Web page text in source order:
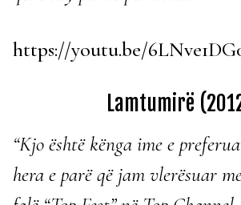
https://youtu.be/
Lamtumirë
“Kjo është kënga ime e
hera e parë që jam vlerësuar